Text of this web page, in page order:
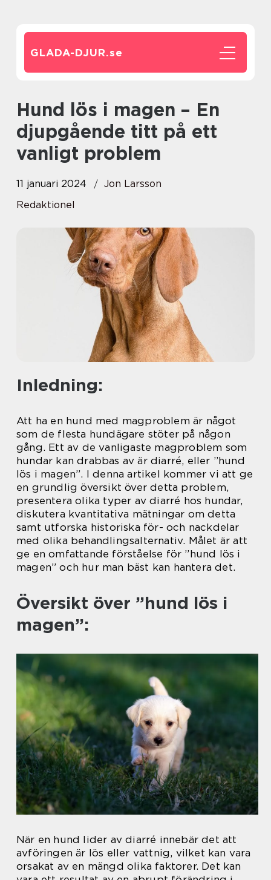
GLADA-DJUR.se
Hund lös i magen – En
djupgående titt på ett
vanligt problem
11 januari 2024
Jon Larsson
Redaktionel
Inledning:
Att ha en hund med magproblem är något
som de flesta hundägare stöter på någon
gång. Ett av de vanligaste magproblem som
hundar kan drabbas av är diarré, eller ”hund
lös i magen”. I denna artikel kommer vi att ge
en grundlig översikt över detta problem,
presentera olika typer av diarré hos hundar,
diskutera kvantitativa mätningar om detta
samt utforska historiska för- och nackdelar
med olika behandlingsalternativ. Målet är att
ge en omfattande förståelse för ”hund lös i
magen” och hur man bäst kan hantera det.
Översikt över ”hund lös i
magen”:
När en hund lider av diarré innebär det att
avföringen är lös eller vattnig, vilket kan vara
orsakat av en mängd olika faktorer. Det kan